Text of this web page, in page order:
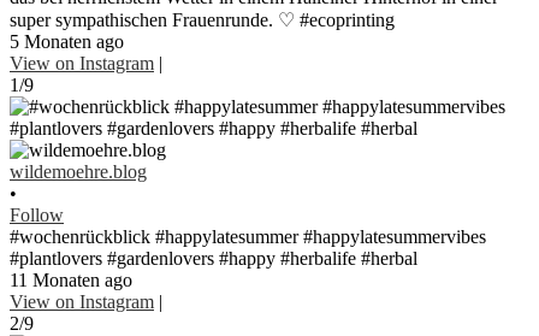
super sympathischen Frauenrunde. ♡ #ecoprinting
5 Monaten ago
View on Instagram |
1/9
wildemoehre.blog
•
Follow
#wochenrückblick #happylatesummer #happylatesummervibes
#plantlovers #gardenlovers #happy #herbalife #herbal
11 Monaten ago
View on Instagram |
2/9